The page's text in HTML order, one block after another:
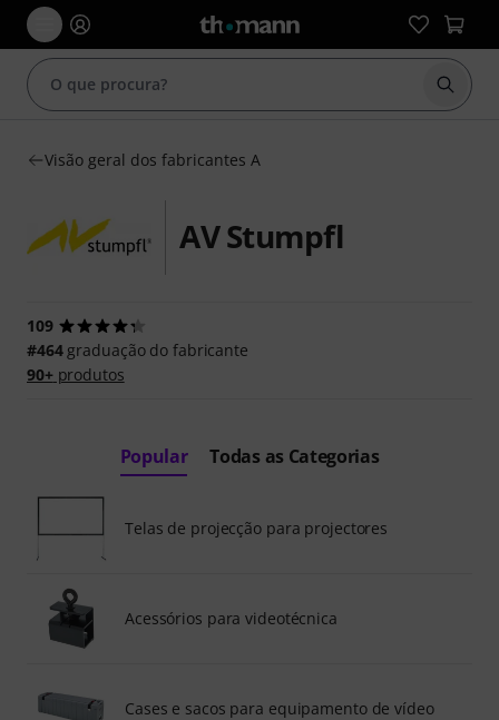
Iniciar
Visão geral dos fabricantes A
AV Stumpfl
109
#464graduação do fabricante
90+produtos
Popular Todas as Categorias
Telas de projecção para projectores
Acessórios para videotécnica
Cases e sacos para equipamento de vídeo